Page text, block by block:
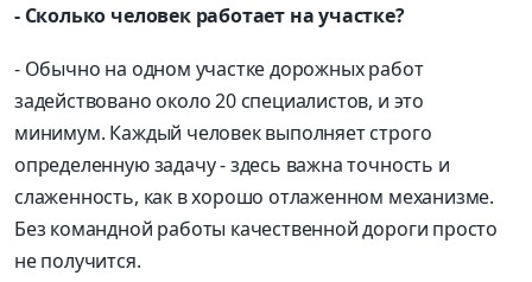
- Сколько человек работает на участке?
- Обычно на одном участке дорожных работ
задействовано около 20 специалистов, и это
минимум. Каждый человек выполняет строго
определенную задачу - здесь важна точность и
слаженность, как в хорошо отлаженном механизме.
Без командной работы качественной дороги просто
не получится.